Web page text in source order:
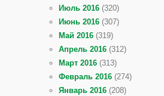
Июль 2016 (320)
Июнь 2016 (307)
Май 2016 (319)
Апрель 2016 (312)
Март 2016 (313)
Февраль 2016 (274)
Январь 2016 (208)